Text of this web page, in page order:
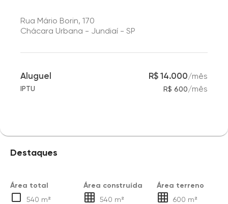
Rua Mário Borin, 170
Chácara Urbana - Jundiaí - SP
Aluguel R$ 14.000/mês
IPTU R$ 600/mês
Destaques
Área total
540 m²
Área construída
540 m²
Área terreno
600 m²